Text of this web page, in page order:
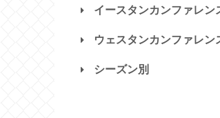
イースタンカンファレン
ウェスタンカンファレン
シーズン別